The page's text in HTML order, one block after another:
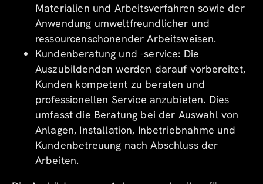
Materialien und Arbeitsverfahren sowie der
Anwendung umweltfreundlicher und
ressourcenschonender Arbeitsweisen.
Kundenberatung und -service: Die
Auszubildenden werden darauf vorbereitet,
Kunden kompetent zu beraten und
professionellen Service anzubieten. Dies
umfasst die Beratung bei der Auswahl von
Anlagen, Installation, Inbetriebnahme und
Kundenbetreuung nach Abschluss der
Arbeiten.